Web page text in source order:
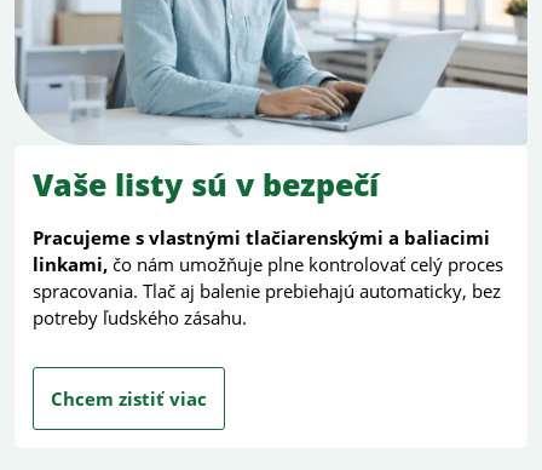
Vaše listy sú v bezpečí
Pracujeme s vlastnými tlačiarenskými a baliacimi
linkami, čo nám umožňuje plne kontrolovať celý proces
spracovania. Tlač aj balenie prebiehajú automaticky, bez
potreby ľudského zásahu.
Chcem zistiť viac